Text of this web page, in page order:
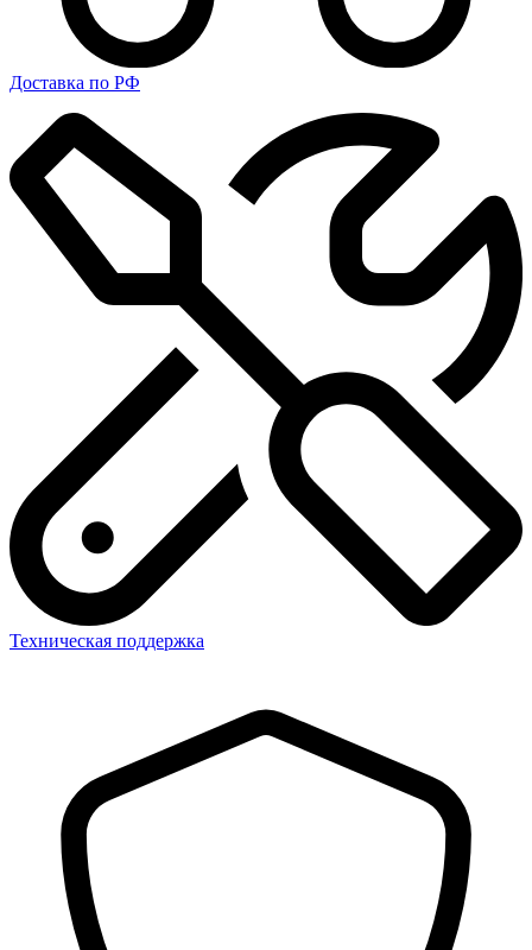
Доставка по РФ
Техническая поддержка